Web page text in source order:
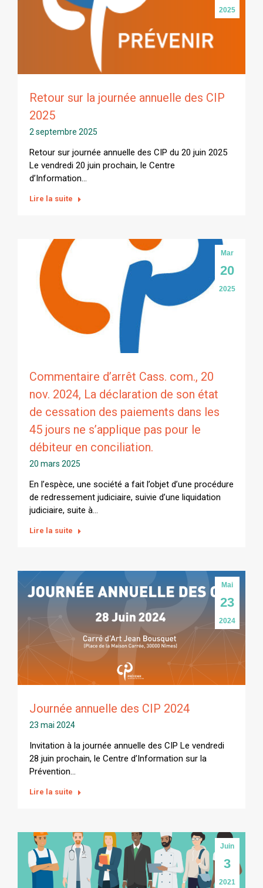
2025
Retour sur la journée annuelle des CIP
2025
2 septembre 2025
Retour sur journée annuelle des CIP du 20 juin 2025
Le vendredi 20 juin prochain, le Centre
d’Information…
Lire la suite
Mar
20
2025
Commentaire d’arrêt Cass. com., 20
nov. 2024, La déclaration de son état
de cessation des paiements dans les
45 jours ne s’applique pas pour le
débiteur en conciliation.
20 mars 2025
En l’espèce, une société a fait l’objet d’une procédure
de redressement judiciaire, suivie d’une liquidation
judiciaire, suite à…
Lire la suite
Mai
23
2024
Journée annuelle des CIP 2024
23 mai 2024
Invitation à la journée annuelle des CIP Le vendredi
28 juin prochain, le Centre d’Information sur la
Prévention…
Lire la suite
Juin
3
2021